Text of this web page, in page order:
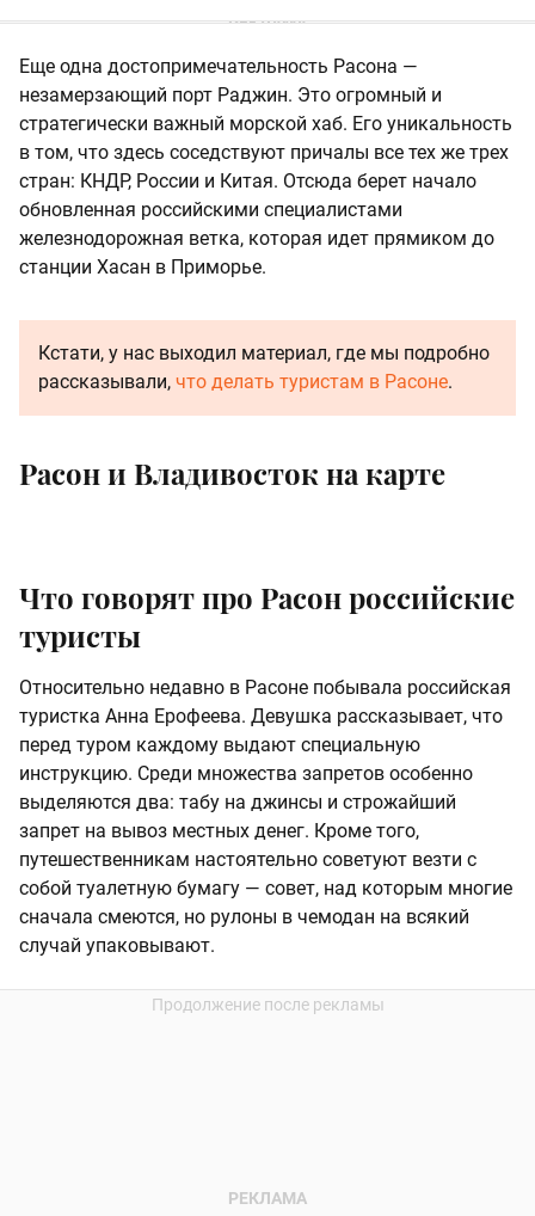
Еще одна достопримечательность Расона —
незамерзающий порт Раджин. Это огромный и
стратегически важный морской хаб. Его уникальность
в том, что здесь соседствуют причалы все тех же трех
стран: КНДР, России и Китая. Отсюда берет начало
обновленная российскими специалистами
железнодорожная ветка, которая идет прямиком до
станции Хасан в Приморье.
Кстати, у нас выходил материал, где мы подробно
рассказывали, что делать туристам в Расоне.
Расон и Владивосток на карте
Что говорят про Расон российские
туристы
Относительно недавно в Расоне побывала российская
туристка Анна Ерофеева. Девушка рассказывает, что
перед туром каждому выдают специальную
инструкцию. Среди множества запретов особенно
выделяются два: табу на джинсы и строжайший
запрет на вывоз местных денег. Кроме того,
путешественникам настоятельно советуют везти с
собой туалетную бумагу — совет, над которым многие
сначала смеются, но рулоны в чемодан на всякий
случай упаковывают.